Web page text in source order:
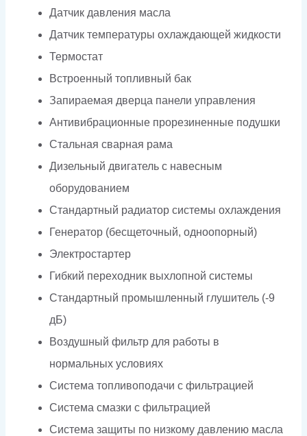
Датчик давления масла
Датчик температуры охлаждающей жидкости
Термостат
Встроенный топливный бак
Запираемая дверца панели управления
Антивибрационные прорезиненные подушки
Стальная сварная рама
Дизельный двигатель с навесным
оборудованием
Стандартный радиатор системы охлаждения
Генератор (бесщеточный, одноопорный)
Электростартер
Гибкий переходник выхлопной системы
Стандартный промышленный глушитель (-9
дБ)
Воздушный фильтр для работы в
нормальных условиях
Система топливоподачи с фильтрацией
Система смазки с фильтрацией
Система защиты по низкому давлению масла